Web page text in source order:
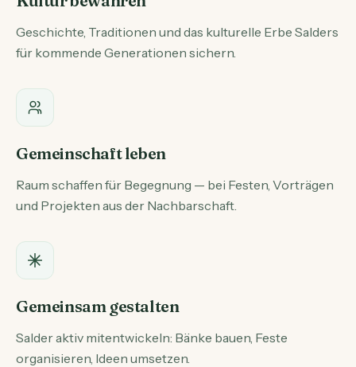
Geschichte, Traditionen und das kulturelle Erbe Salders
für kommende Generationen sichern.
Gemeinschaft leben
Raum schaffen für Begegnung — bei Festen, Vorträgen
und Projekten aus der Nachbarschaft.
Gemeinsam gestalten
Salder aktiv mitentwickeln: Bänke bauen, Feste
organisieren, Ideen umsetzen.